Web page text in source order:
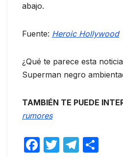
abajo.
Fuente: Heroic Hollywood
¿Qué te parece esta
Superman negro
TAMBIÉN TE PUEDE
rumores
F
T
T